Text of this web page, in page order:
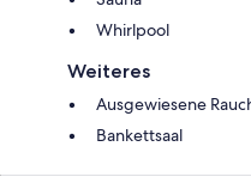
Whirlpool
Weiteres
Ausgewiesene
Bankettsaal